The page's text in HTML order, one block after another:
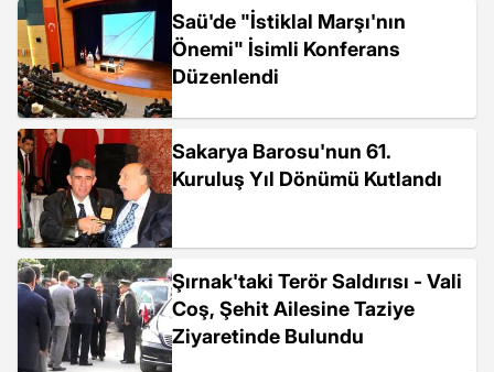
Saü'de "İstiklal Marşı'nın
Önemi" İsimli Konferans
Düzenlendi
Sakarya Barosu'nun 61.
Kuruluş Yıl Dönümü Kutlandı
Şırnak'taki Terör Saldırısı - Vali
Coş, Şehit Ailesine Taziye
Ziyaretinde Bulundu